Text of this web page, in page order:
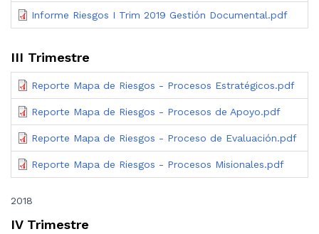
Informe Riesgos I Trim 2019 Gestión Documental.pdf
III Trimestre
Reporte Mapa de Riesgos - Procesos Estratégicos.pdf
Reporte Mapa de Riesgos - Procesos de Apoyo.pdf
Reporte Mapa de Riesgos - Proceso de Evaluación.pdf
Reporte Mapa de Riesgos - Procesos Misionales.pdf
2018
IV Trimestre